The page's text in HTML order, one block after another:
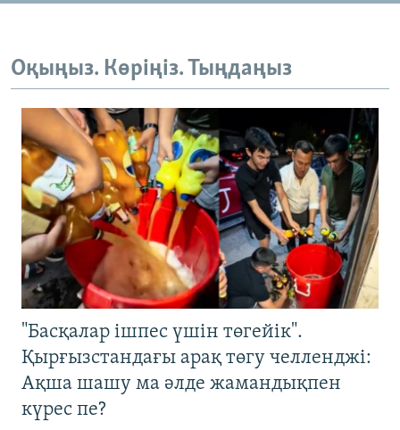
Оқыңыз. Көріңіз. Тыңдаңыз
"Басқалар ішпес үшін төгейік".
Қырғызстандағы арақ төгу челленджі:
Ақша шашу ма әлде жамандықпен
күрес пе?